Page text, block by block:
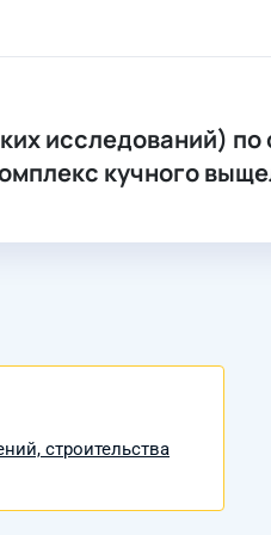
исследований) по
кучного
строительства